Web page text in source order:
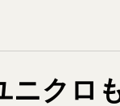
クロ